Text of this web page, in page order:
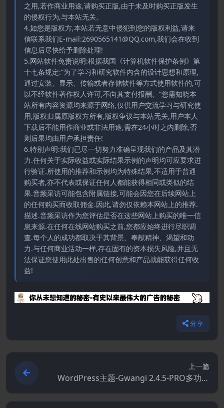
之用,若作商业用途,请购买正版,由于未及时购买正版发生
的侵权行为,与本站无关。
4.如您是版权方,本站若无意中侵犯到您的版权利益,请来
信联系我们E-mail:2690565141@QQ.com,我们会在收到
信息后尽快给予删除处理!
5.网站软件免责说明:根据我国《计算机软件保护条例》第
十七条规定:“为了学习和研究软件内含的设计思想和原理,
通过安装、显示、传输或者存储软件等方式使用软件的,可
以不经软件著作权人许可,不向其支付报酬。”您需知晓本
站所有内容资源均来源于网络,仅供用户交流学习与研究使
用,版权归属原版权方所有,版权争议与本站无关,用户本人
下载后不能用作商业或非法用途,需在24小时之内删除,否
则后果均由用户承担责任!
6.特别声明:我们已尽一切努力准确呈现我们的产品及其潜
力.任何关于实际收益或实际结果示例的声明均可应要求进
行验证.所使用的推荐和示例均为特殊结果,不适用于普通
购买者,亦不代表或保证任何人都能获得相同或类似的结
果.音频采访可能包含附属链接,可能会因您在后续网站上
的任何购买而收取佣金.因此,请勿仅依赖本网站上的推荐.
描述.音频采访作为您评估是否在这些网站上购买的唯一信
息来源.在任何在线网站购买之前,您都应始终进行尽职调
查.每个人的成功都取决于其背景、奉献精神、渴望和动
力.与任何商业活动一样,存在固有的资本损失风险,并且无
法保证您使用此处出售的任何创意和产品就能获得任何收
益!
分享
上一篇
WordPress主题-Gwangi 2.4.5-PRO多功能